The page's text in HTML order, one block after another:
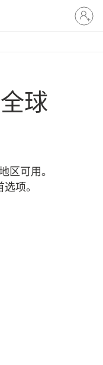
请
登
录
球
区可用。
项。